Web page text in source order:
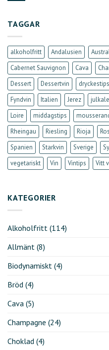
TAGGAR
alkoholfritt Andalusien
Cabernet Sauvignon
Cava
Dessert
Dessertvin dryckestips
Fyndvin
Italien Jerez
Loire
middagstips
Rheingau
Riesling Rioja
Spanien
Starkvin Sverige
vegetariskt
Vin Vintips Vitt
KATEGORIER
Alkoholfritt (114)
Allmänt (8)
Biodynamiskt (4)
Bröd (4)
Cava (5)
Champagne (24)
Choklad (4)